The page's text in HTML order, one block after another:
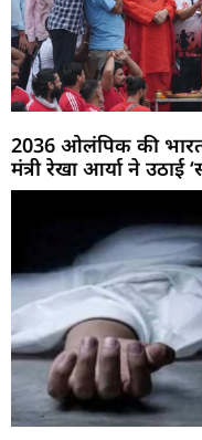
2036 ओलंपिक की
मंत्री रेखा आर्या ने उठाई